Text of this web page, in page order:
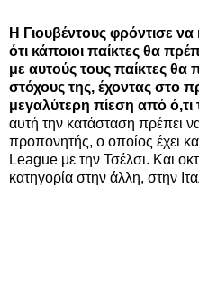
Η Γιουβέντους φρόντισε
ότι κάποιοι παίκτες θα
με αυτούς τους παίκτες θα
στόχους της, έχοντας στο
μεγαλύτερη πίεση από
αυτή την κατάσταση πρέπει να
προπονητής, ο οποίος έχει
League με την Τσέλσι. Και
κατηγορία στην άλλη, στην